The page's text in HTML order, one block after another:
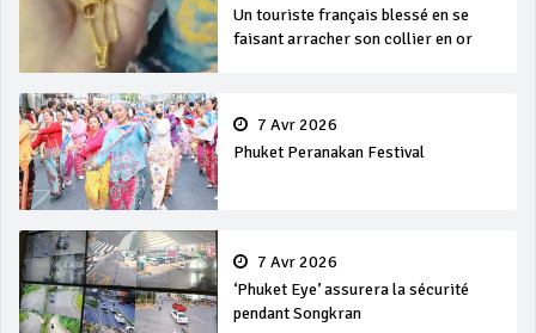
Un touriste français blessé en se
faisant arracher son collier en or
7 Avr 2026
Phuket Peranakan Festival
7 Avr 2026
‘Phuket Eye’ assurera la sécurité
pendant Songkran